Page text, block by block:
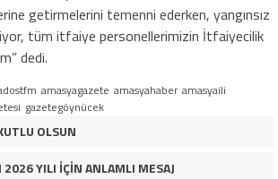
getirmelerini temenni ederken, yangınsız
tüm itfaiye personellerimizin İtfaiyecilik
dedi.
amasyagazete amasyahaber amasyaili
gazetegöynücek
OLSUN
2026 YILI İÇİN ANLAMLI MESAJ